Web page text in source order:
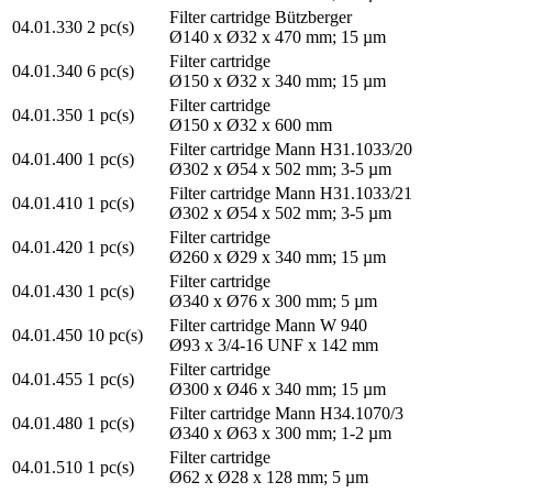
04.01.330 2 pc(s)
Filter cartridge Bützberger
Ø140 x Ø32 x 470 mm; 15 µm
04.01.340 6 pc(s)
Filter cartridge
Ø150 x Ø32 x 340 mm; 15 µm
04.01.350 1 pc(s)
Filter cartridge
Ø150 x Ø32 x 600 mm
04.01.400 1 pc(s)
Filter cartridge Mann H31.1033/20
Ø302 x Ø54 x 502 mm; 3-5 µm
04.01.410 1 pc(s)
Filter cartridge Mann H31.1033/21
Ø302 x Ø54 x 502 mm; 3-5 µm
04.01.420 1 pc(s)
Filter cartridge
Ø260 x Ø29 x 340 mm; 15 µm
04.01.430 1 pc(s)
Filter cartridge
Ø340 x Ø76 x 300 mm; 5 µm
04.01.450 10 pc(s)
Filter cartridge Mann W 940
Ø93 x 3/4-16 UNF x 142 mm
04.01.455 1 pc(s)
Filter cartridge
Ø300 x Ø46 x 340 mm; 15 µm
04.01.480 1 pc(s)
Filter cartridge Mann H34.1070/3
Ø340 x Ø63 x 300 mm; 1-2 µm
04.01.510 1 pc(s)
Filter cartridge
Ø62 x Ø28 x 128 mm; 5 µm